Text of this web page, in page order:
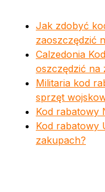
Jak zdobyć
zaoszczędzić
Calzedonia
oszczędzić na
Militaria kod
sprzęt
Kod rabatowy
Kod rabatowy
zakupach?